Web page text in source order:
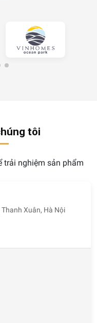
tôi
trải nghiệm sản phẩm
Xuân, Hà Nội